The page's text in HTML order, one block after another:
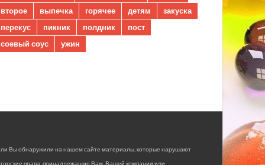
второе
выпечка горячее детям
закуска
перекус
пикник полдник
пост
соевый соус
ужин
Вы обнаружили на нашем сайте материалы, которые нарушают
права, принадлежащие Вам, Вашей компании или